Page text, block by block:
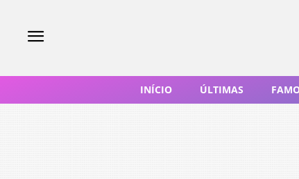
INÍCIO ÚLTIMAS